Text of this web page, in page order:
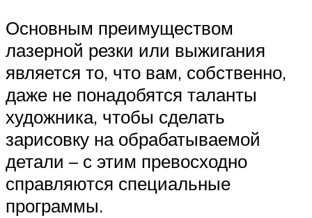
Основным преимуществом
лазерной резки или выжигания
является то, что вам, собственно,
даже не понадобятся таланты
художника, чтобы сделать
зарисовку на обрабатываемой
детали – с этим превосходно
справляются специальные
программы.